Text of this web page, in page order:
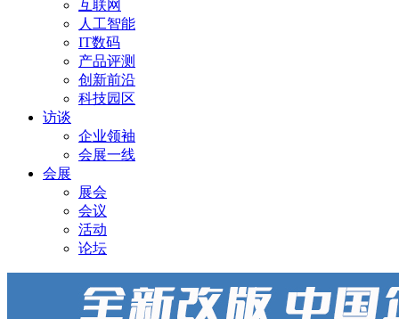
互联网
人工智能
IT数码
产品评测
创新前沿
科技园区
访谈
企业领袖
会展一线
会展
展会
会议
活动
论坛